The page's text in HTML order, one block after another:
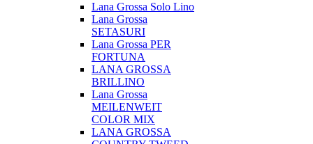
Lana Grossa Solo Lino
Lana Grossa
SETASURI
Lana Grossa PER
FORTUNA
LANA GROSSA
BRILLINO
Lana Grossa
MEILENWEIT
COLOR MIX
LANA GROSSA